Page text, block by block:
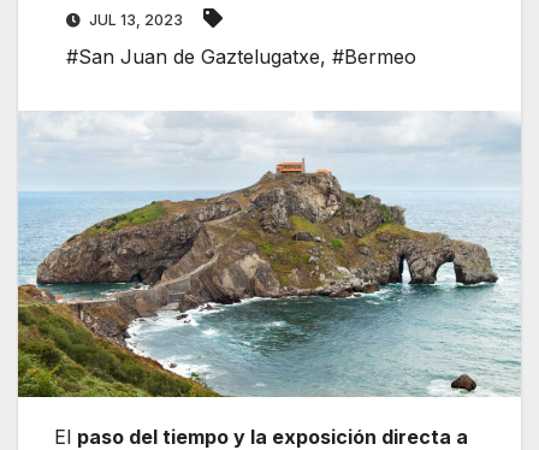
JUL 13, 2023
#San Juan de Gaztelugatxe, #Bermeo
El paso del tiempo y la exposición directa a